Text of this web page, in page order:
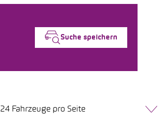
Suche speichern
24 Fahrzeuge pro Seite